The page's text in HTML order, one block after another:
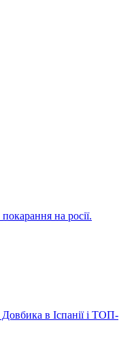
на росії.
в Іспанії і ТОП-